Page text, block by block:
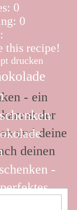
0
0
this recipe!
drucken
-
Rezept drucken
- ein
der
und deine
deinen